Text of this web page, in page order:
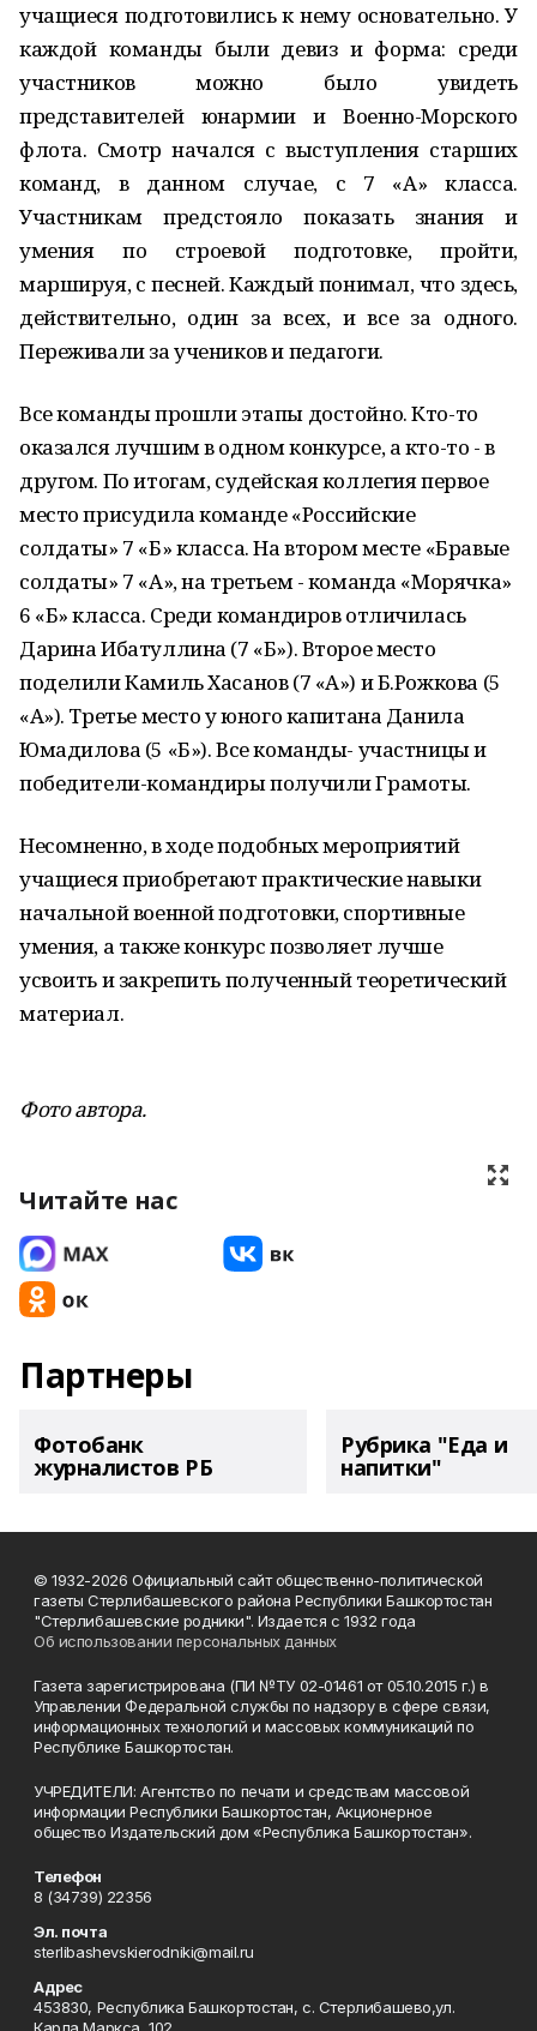
учащиеся подготовились к нему основательно. У
каждой команды были девиз и форма: среди
участников можно было увидеть
представителей юнармии и Военно-Морского
флота. Смотр начался с выступления старших
команд, в данном случае, с 7 «А» класса.
Участникам предстояло показать знания и
умения по строевой подготовке, пройти,
маршируя, с песней. Каждый понимал, что здесь,
действительно, один за всех, и все за одного.
Переживали за учеников и педагоги.
Все команды прошли этапы достойно. Кто-то
оказался лучшим в одном конкурсе, а кто-то - в
другом. По итогам, судейская коллегия первое
место присудила команде «Российские
солдаты» 7 «Б» класса. На втором месте «Бравые
солдаты» 7 «А», на третьем - команда «Морячка»
6 «Б» класса. Среди командиров отличилась
Дарина Ибатуллина (7 «Б»). Второе место
поделили Камиль Хасанов (7 «А») и Б.Рожкова (5
«А»). Третье место у юного капитана Данила
Юмадилова (5 «Б»). Все команды- участницы и
победители-командиры получили Грамоты.
Несомненно, в ходе подобных мероприятий
учащиеся приобретают практические навыки
начальной военной подготовки, спортивные
умения, а также конкурс позволяет лучше
усвоить и закрепить полученный теоретический
материал.
Фото автора.
Читайте нас
Партнеры
Фотобанк
журналистов РБ
Рубрика "Еда и
напитки"
© 1932-2026 Официальный сайт общественно-политической
газеты Стерлибашевского района Республики Башкортостан
"Стерлибашевские родники". Издается с 1932 года
Об использовании персональных данных
Газета зарегистрирована (ПИ №ТУ 02-01461 от 05.10.2015 г.) в
Управлении Федеральной службы по надзору в сфере связи,
информационных технологий и массовых коммуникаций по
Республике Башкортостан.
УЧРЕДИТЕЛИ: Агентство по печати и средствам массовой
информации Республики Башкортостан, Акционерное
общество Издательский дом «Республика Башкортостан».
Телефон
8 (34739) 22356
Эл. почта
sterlibashevskierodniki@mail.ru
Адрес
453830, Республика Башкортостан, c. Стерлибашево,ул.